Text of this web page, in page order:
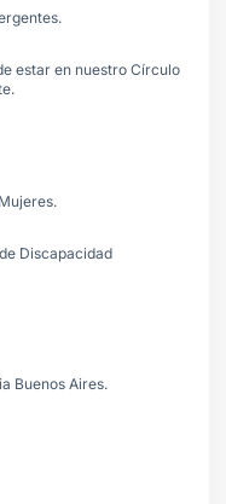
estar en nuestro Círculo
Discapacidad
Buenos Aires.